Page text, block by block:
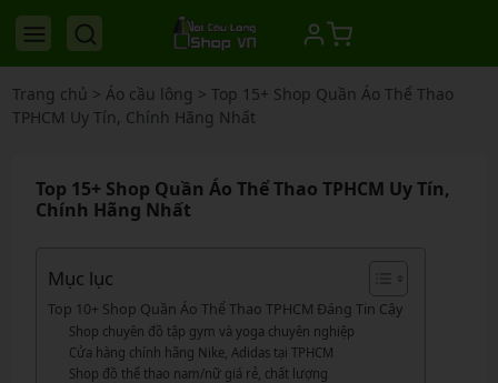
Trang chủ > Áo cầu lông > Top 15+ Shop Quần Áo Thể Thao
TPHCM Uy Tín, Chính Hãng Nhất
Top 15+ Shop Quần Áo Thể Thao TPHCM Uy Tín,
Chính Hãng Nhất
Mục lục
Top 10+ Shop Quần Áo Thể Thao TPHCM Đáng Tin Cậy
Shop chuyên đồ tập gym và yoga chuyên nghiệp
Cửa hàng chính hãng Nike, Adidas tại TPHCM
Shop đồ thể thao nam/nữ giá rẻ, chất lượng